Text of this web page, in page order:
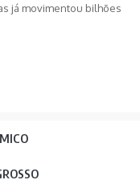
já movimentou bilhões